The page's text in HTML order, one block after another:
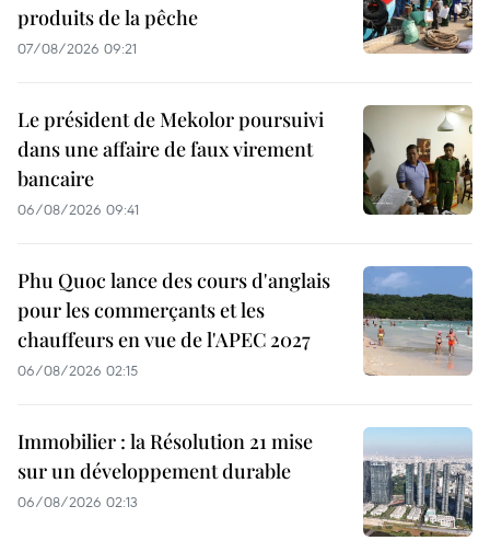
produits de la pêche
07/08/2026 09:21
Le président de Mekolor poursuivi
dans une affaire de faux virement
bancaire
06/08/2026 09:41
Phu Quoc lance des cours d'anglais
pour les commerçants et les
chauffeurs en vue de l'APEC 2027
06/08/2026 02:15
Immobilier : la Résolution 21 mise
sur un développement durable
06/08/2026 02:13